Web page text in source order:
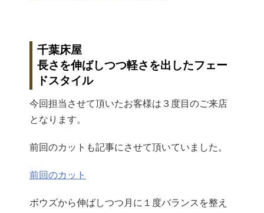
千葉床屋
長さを伸ばしつつ軽さを出したフェー
ドスタイル
今回担当させて頂いたお客様は３度目のご来店
となります。
前回のカットも記事にさせて頂いていました。
前回のカット
ボウズから伸ばしつつ月に１度バランスを整え